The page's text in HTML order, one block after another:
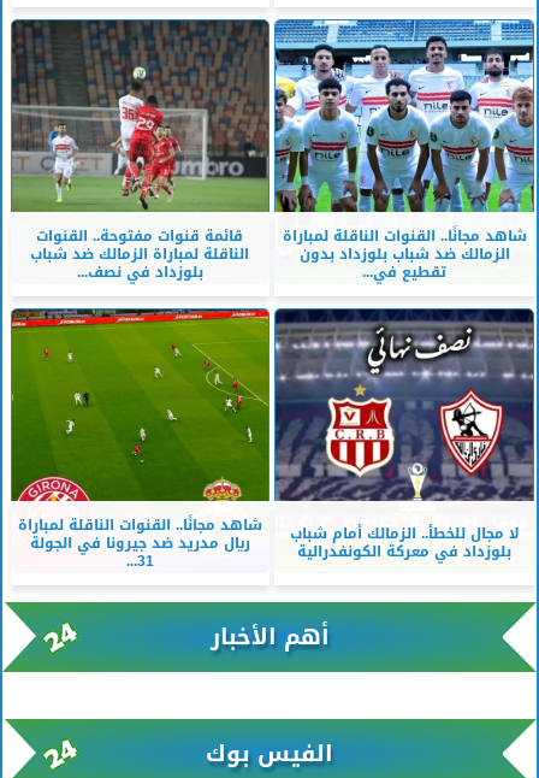
شاهد مجانًا.. القنوات الناقلة لمباراة
الزمالك ضد شباب بلوزداد بدون
تقطيع في...
قائمة قنوات مفتوحة.. القنوات
الناقلة لمباراة الزمالك ضد شباب
بلوزداد في نصف...
لا مجال للخطأ.. الزمالك أمام شباب
بلوزداد في معركة الكونفدرالية
شاهد مجانًا.. القنوات الناقلة لمباراة
ريال مدريد ضد جيرونا في الجولة
31...
أهم الأخبار
الفيس بوك